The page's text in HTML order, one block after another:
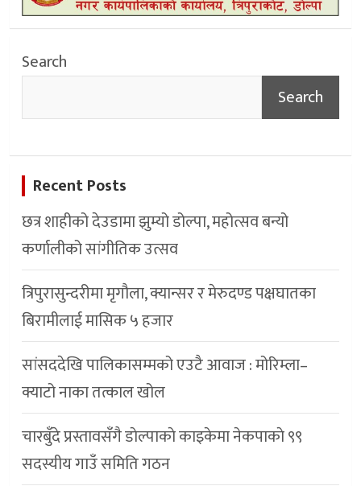
Search
Search
Recent Posts
छत्र शाहीको देउडामा झुम्यो डोल्पा, महोत्सव बन्यो
कर्णालीको सांगीतिक उत्सव
त्रिपुरासुन्दरीमा मृगौला, क्यान्सर र मेरुदण्ड पक्षघातका
बिरामीलाई मासिक ५ हजार
सांसददेखि पालिकासम्मको एउटै आवाज : मोरिम्ला–
क्याटो नाका तत्काल खोल
चारबुँदे प्रस्तावसँगै डाेल्पाकाे काइकेमा नेकपाकाे ९९
सदस्यीय गाउँ समिति गठन